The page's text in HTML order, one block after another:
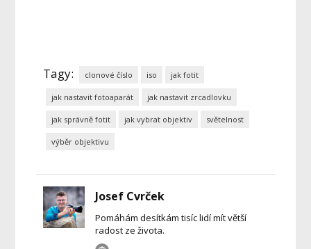
Tagy: clonové číslo iso jak fotit
jak nastavit fotoaparát jak nastavit zrcadlovku
jak správně fotit jak vybrat objektiv světelnost
výběr objektivu
Josef Cvrček
Pomáhám desítkám tisíc lidí mít větší
radost ze života.